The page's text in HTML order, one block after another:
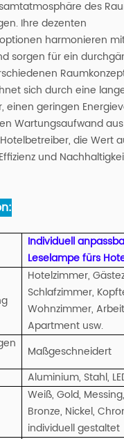
des
Ihre dezenten
harmonieren
sorgen für ein
sich durch eine
einen geringen
Wartungsaufwand
die Wert
und
Individuell
Leselampe fürs
Hotelzimmer,
Schlafzimmer,
Wohnzimmer,
Apartment usw.
Maßgeschneidert
Aluminium, Stahl,
Weiß, Gold,
Bronze, Nickel,
individuell gestaltet